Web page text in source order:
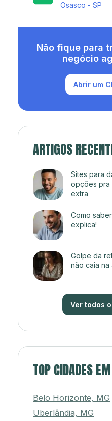
Rio de Janeiro -
Não fique para
negócio
Abrir um
ARTIGOS
Sites para
opções pra
extra
Como
explica!
Golpe da
não caia na
Ver todos
TOP CIDADES
Belo Horizonte, MG
Uberlândia, MG